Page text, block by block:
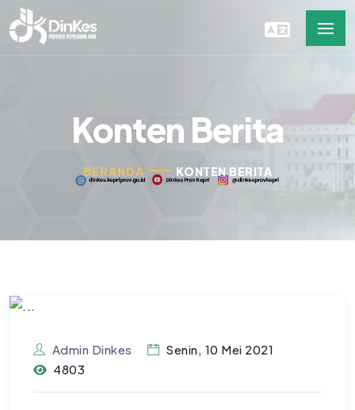
Konten Berita
BERANDA KONTEN BERITA
Admin Dinkes
Senin, 10 Mei 2021
4803